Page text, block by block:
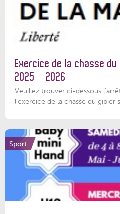
Exercice de la chasse
2025 – 2026
Veuillez trouver ci-dessous
l'exercice de la chasse du gibier
Sport